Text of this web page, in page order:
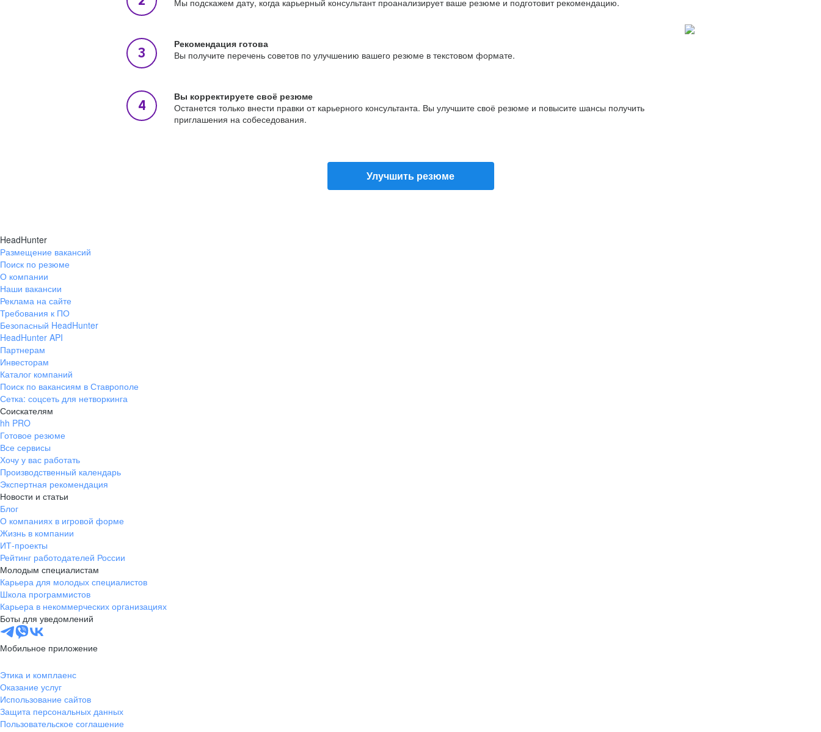
Мы подскажем дату, когда карьерный консультант проанализирует ваше резюме и подготовит рекомендацию.
Рекомендация готова
Вы получите перечень советов по улучшению вашего резюме в текстовом формате.
Вы корректируете своё резюме
Останется только внести правки от карьерного консультанта. Вы улучшите своё резюме и повысите шансы получить
приглашения на собеседования.
Улучшить резюме
HeadHunter
Размещение вакансий
Поиск по резюме
О компании
Наши вакансии
Реклама на сайте
Требования к ПО
Безопасный HeadHunter
HeadHunter API
Партнерам
Инвесторам
Каталог компаний
Поиск по вакансиям в Ставрополе
Сетка: соцсеть для нетворкинга
Соискателям
hh PRO
Готовое резюме
Все сервисы
Хочу у вас работать
Производственный календарь
Экспертная рекомендация
Новости и статьи
Блог
О компаниях в игровой форме
Жизнь в компании
ИТ-проекты
Рейтинг работодателей России
Молодым специалистам
Карьера для молодых специалистов
Школа программистов
Карьера в некоммерческих организациях
Боты для уведомлений
Мобильное приложение
Этика и комплаенс
Оказание услуг
Использование сайтов
Защита персональных данных
Пользовательское соглашение